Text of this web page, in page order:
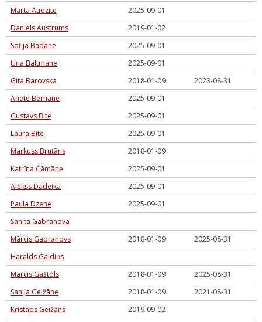
Marta Audzīte
2025-09-01
Daniels Austrums
2019-01-02
Sofija Babāne
2025-09-01
Una Baltmane
2025-09-01
Gita Barovska
2018-01-09
2023-08-31
Anete Bernāne
2025-09-01
Gustavs Bite
2025-09-01
Laura Bite
2025-09-01
Markuss Brutāns
2018-01-09
Katrīna Čāmāne
2025-09-01
Alekss Dadeika
2025-09-01
Paula Dzene
2025-09-01
Sanita Gabranova
Mārcis Gabranovs
2018-01-09
2025-08-31
Haralds Galdiņs
Mārcis Gaštols
2018-01-09
2025-08-31
Sanija Geižāne
2018-01-09
2021-08-31
Kristaps Geižāns
2019-09-02